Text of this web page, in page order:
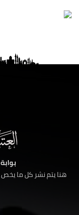
هنا يتم نشر كل ما يخص